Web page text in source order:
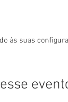
às suas